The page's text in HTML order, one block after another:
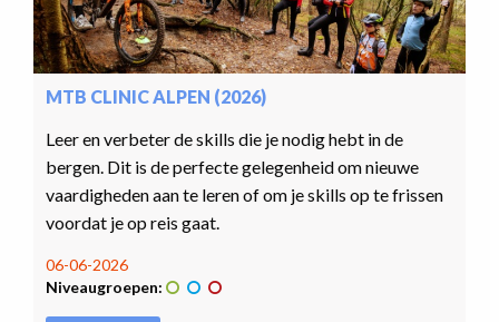
MTB CLINIC ALPEN (2026)
Leer en verbeter de skills die je nodig hebt in de
bergen. Dit is de perfecte gelegenheid om nieuwe
vaardigheden aan te leren of om je skills op te frissen
voordat je op reis gaat.
06-06-2026
Niveaugroepen: